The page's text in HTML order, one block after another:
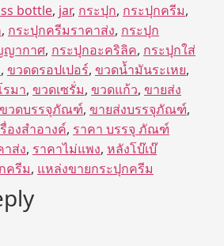
bottle, jar, กระปุก, กระปุกครีม,
, กระปุกครีมราคาส่ง, กระปุก
ญากาศ, กระปุกอะคริลิค, กระปุกใส่
, ขวดดรอปเปอร์, ขวดน้ำมันระเหย,
มา, ขวดเซรั่ม, ขวดแก้ว, ขายส่ง
วดบรรจุภัณฑ์, ขายส่งบรรจุภัณฑ์,
งสำอางค์, ราคา บรรจุ ภัณฑ์
าส่ง, ราคาไม่แพง, หลังโบ๊เบ๊
ครีม, แหล่งขายกระปุกครีม